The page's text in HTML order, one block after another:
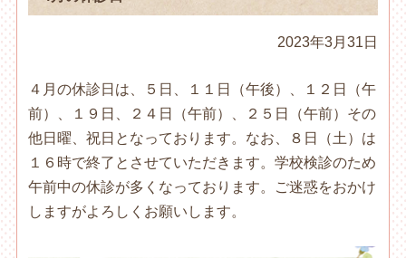
2023年3月31日
４月の休診日は、５日、１１日（午後）、１２日（午
前）、１９日、２４日（午前）、２５日（午前）その
他日曜、祝日となっております。なお、８日（土）は
１６時で終了とさせていただきます。学校検診のため
午前中の休診が多くなっております。ご迷惑をおかけ
しますがよろしくお願いします。